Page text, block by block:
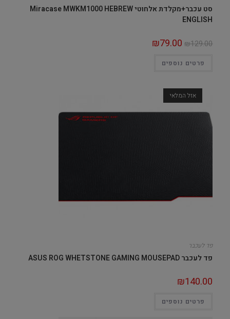
סט עכבר+מקלדת אלחוטי Miracase MWKM1000 HEBREW
ENGLISH
₪129.00
₪79.00
פרטים נוספים
אזל המלאי
פד לעכבר
פד לעכבר ASUS ROG WHETSTONE GAMING MOUSEPAD
₪140.00
פרטים נוספים